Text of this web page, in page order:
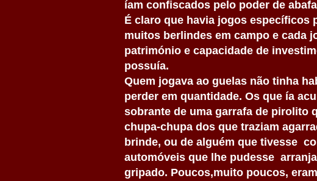
íam confiscados pelo poder de
É claro que havia jogos específicos
muitos berlindes em campo e cada
património e capacidade de
possuía.
Quem jogava ao guelas não tinha
perder em quantidade. Os que ía
sobrante de uma garrafa de pirolito
chupa-chupa dos que traziam
brinde, ou de alguém que tivesse
automóveis que lhe pudesse
gripado. Poucos,muito poucos,